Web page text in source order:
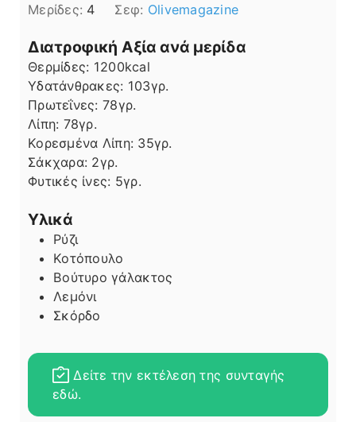
Μερίδες: 4 Σεφ: Olivemagazine
Διατροφική Αξία ανά μερίδα
Θερμίδες: 1200kcal
Υδατάνθρακες: 103γρ.
Πρωτεΐνες: 78γρ.
Λίπη
Λίπη: 78γρ.
Κορεσμένα Λίπη: 35γρ.
Σάκχαρα: 2γρ.
Φυτικές ίνες: 5γρ.
Υλικά
Ρύζι
Κοτόπουλο
Βούτυρο γάλακτος
Λεμόνι
Σκόρδο
Δείτε την εκτέλεση της συνταγής
εδώ.